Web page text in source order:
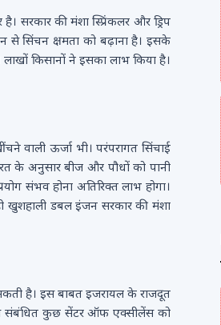
सरकार की मंशा स्प्रिंकलर और ड्रिप
से सिंचन क्षमता को बढ़ाना है। इसके
किसानों ने इसका लाभ किया है।
वाली ऊर्जा भी। परंपरागत सिंचाई
के अनुसार बीज और पौधों को पानी
संभव होना अतिरिक्त लाभ होगा।
डबल इंजन सरकार की मंशा
है। इस बाबत इजरायल के राजदूत
से संबंधित कुछ सेंटर ऑफ एक्सीलेंस को